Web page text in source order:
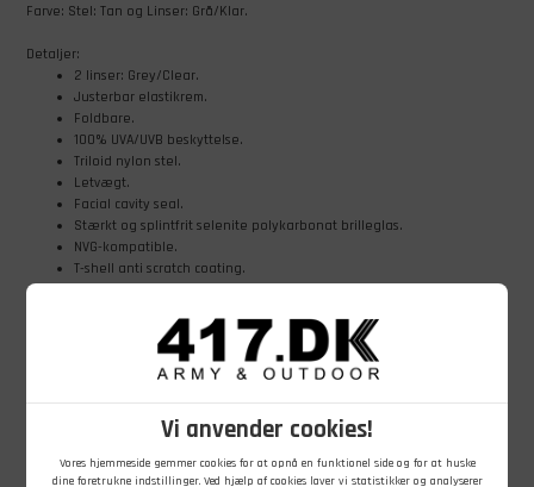
Vi anvender cookies!
Vores hjemmeside gemmer cookies for at opnå en funktionel side og for at huske
dine foretrukne indstillinger. Ved hjælp af cookies laver vi statistikker og analyserer
Farve: Stel: Tan og Linser: Grå/Klar.
Detaljer:
2 linser: Grey/Clear.
Justerbar elastikrem.
Foldbare.
100% UVA/UVB beskyttelse.
Triloid nylon stel.
Letvægt.
Facial cavity seal.
Stærkt og splintfrit selenite polykarbonat brilleglas.
NVG-kompatible.
T-shell anti scratch coating.
Anti-dug system.
Bestået ANSI 287 goggle standard.
MIL-PRF-32432A goggle standard.
Der medfølger opbevaringstaske og pudseklud.